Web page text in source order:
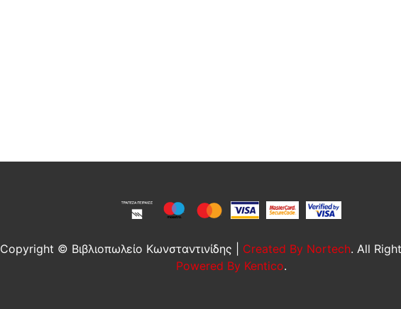
Copyright © Βιβλιοπωλείο Κωνσταντινίδης | Created By Nortech. All
Powered By Kentico.